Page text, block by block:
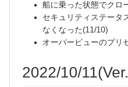
船に乗った状態でクロ
セキュリティステータ
なくなった(11/10)
オーバービューのプリ
2022/10/